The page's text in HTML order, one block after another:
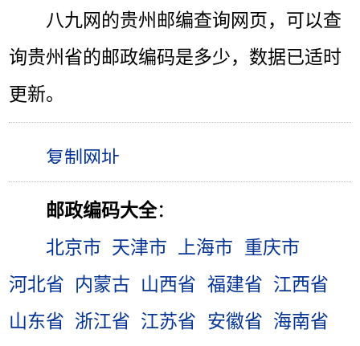
八九网的贵州邮编查询网页，可以查
询贵州省的邮政编码是多少，数据已适时
更新。
邮政编码大全：
北京市 天津市 上海市
重庆市
河北省
内蒙古 山西省 福建省 江西省
山东省 浙江省 江苏省 安徽省 海南省